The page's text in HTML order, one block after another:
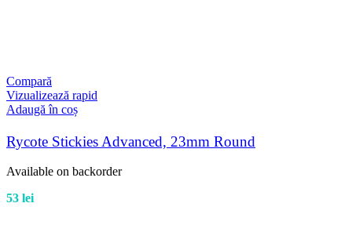
Compară
Vizualizează rapid
Adaugă în coș
Rycote Stickies Advanced, 23mm Round
Available on backorder
53 lei